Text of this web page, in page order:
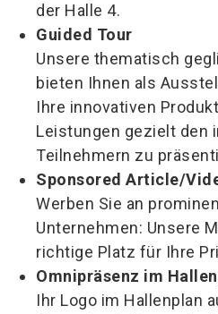
der Halle 4.
Guided Tour
Unsere thematisch
bieten Ihnen als
Ihre innovativen
Leistungen gezielt den
Teilnehmern zu
Sponsored Article/
Werben Sie an
Unternehmen: Unsere
richtige Platz für Ihre
Omnipräsenz im
Ihr Logo im Hallenplan